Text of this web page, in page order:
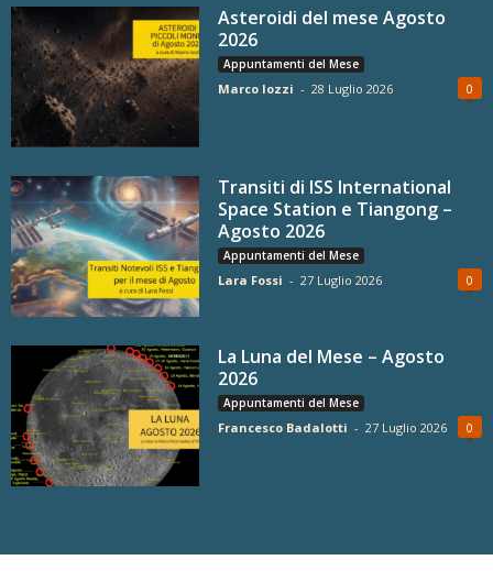
Asteroidi del mese Agosto
2026
Appuntamenti del Mese
Marco Iozzi - 28 Luglio 2026 0
Transiti di ISS International
Space Station e Tiangong –
Agosto 2026
Appuntamenti del Mese
Lara Fossi - 27 Luglio 2026 0
La Luna del Mese – Agosto
2026
Appuntamenti del Mese
Francesco Badalotti - 27 Luglio 2026 0